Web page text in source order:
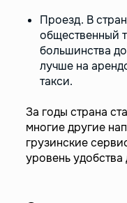
Проезд. В
общественный
большинства
лучше на
такси.
За годы страна
многие другие
грузинские
уровень удобства